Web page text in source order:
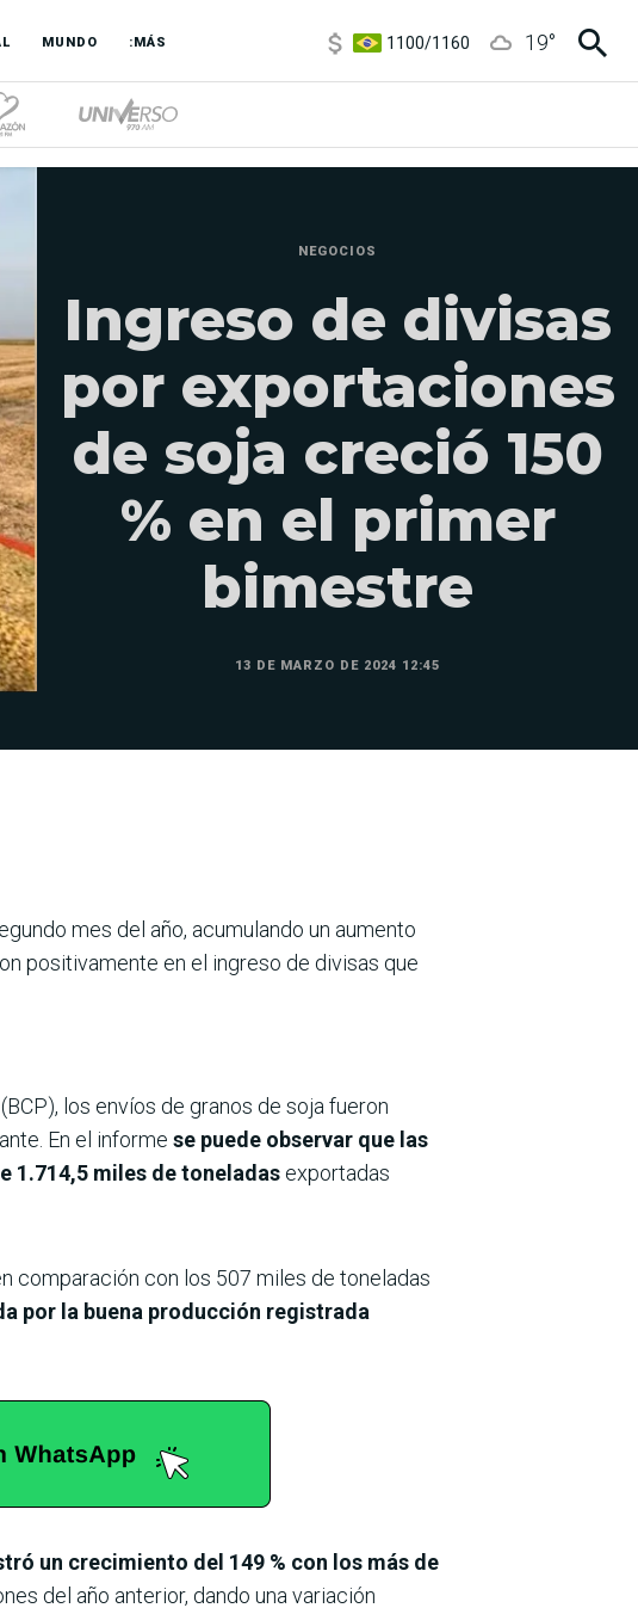
MUNDO :MÁS
3,8/4
19°
NEGOCIOS
Ingreso de divisas
por exportaciones
de soja creció 150
% en el primer
bimestre
13 DE MARZO DE 2024 12:45
mes del año, acumulando un aumento
positivamente en el ingreso de divisas que
los envíos de granos de soja fueron
En el informe se puede observar que las
1.714,5 miles de toneladas exportadas
comparación con los 507 miles de toneladas
por la buena producción registrada
un crecimiento del 149 % con los más de
del año anterior, dando una variación